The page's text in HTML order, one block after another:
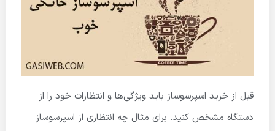
قبل از خرید اسپرسوساز باید ویژگی‌ها و انتظارات خود را از
دستگاه مشخص کنید. برای مثال چه انتظاری از اسپرسوساز